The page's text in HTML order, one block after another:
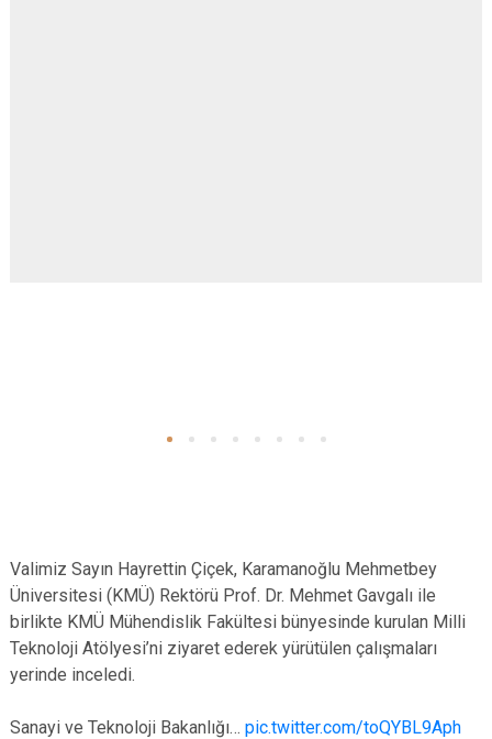
Valimiz Sayın Hayrettin Çiçek, Karamanoğlu Mehmetbey
Üniversitesi (KMÜ) Rektörü Prof. Dr. Mehmet Gavgalı ile
birlikte KMÜ Mühendislik Fakültesi bünyesinde kurulan Milli
Teknoloji Atölyesi’ni ziyaret ederek yürütülen çalışmaları
yerinde inceledi.
Sanayi ve Teknoloji Bakanlığı… pic.twitter.com/toQYBL9Aph